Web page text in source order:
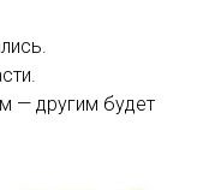
— другим будет